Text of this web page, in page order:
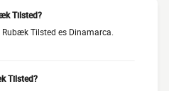
Tilsted?
Tilsted es Dinamarca.
Tilsted?